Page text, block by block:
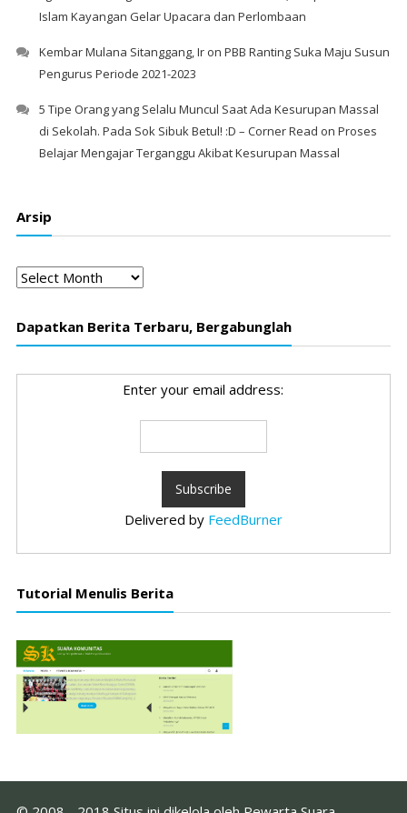
Islam Kayangan Gelar Upacara dan Perlombaan
Kembar Mulana Sitanggang, Iron PBB Ranting Suka Maju Susun
Pengurus Periode 2021-2023
5 Tipe Orang yang Selalu Muncul Saat Ada Kesurupan Massal
di Sekolah. Pada Sok Sibuk Betul! :D – Corner Read on Proses
Belajar Mengajar Terganggu Akibat Kesurupan Massal
Arsip
Arsip
Dapatkan Berita Terbaru, Bergabunglah
Enter your email address:
Delivered by FeedBurner
Tutorial Menulis Berita